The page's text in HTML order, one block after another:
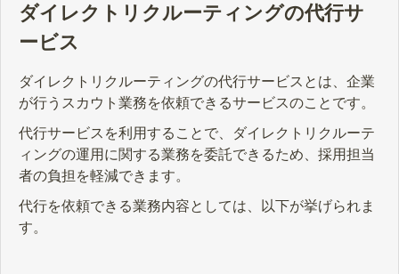
ダイレクトリクルーティングの代行サ
ービス
ダイレクトリクルーティングの代行サービスとは、企業
が行うスカウト業務を依頼できるサービスのことです。
代行サービスを利用することで、ダイレクトリクルーテ
ィングの運用に関する業務を委託できるため、採用担当
者の負担を軽減できます。
代行を依頼できる業務内容としては、以下が挙げられま
す。